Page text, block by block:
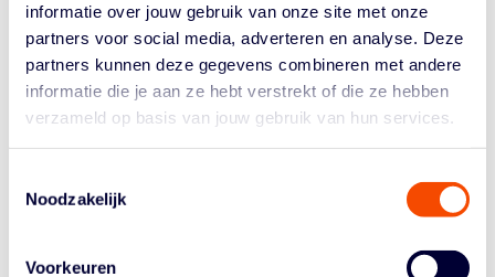
informatie over jouw gebruik van onze site met onze
partners voor social media, adverteren en analyse. Deze
partners kunnen deze gegevens combineren met andere
informatie die je aan ze hebt verstrekt of die ze hebben
verzameld op basis van jouw gebruik van hun services.
Noodzakelijk
Voorkeuren
Historie
Bestuur En Commissies
Reglementen